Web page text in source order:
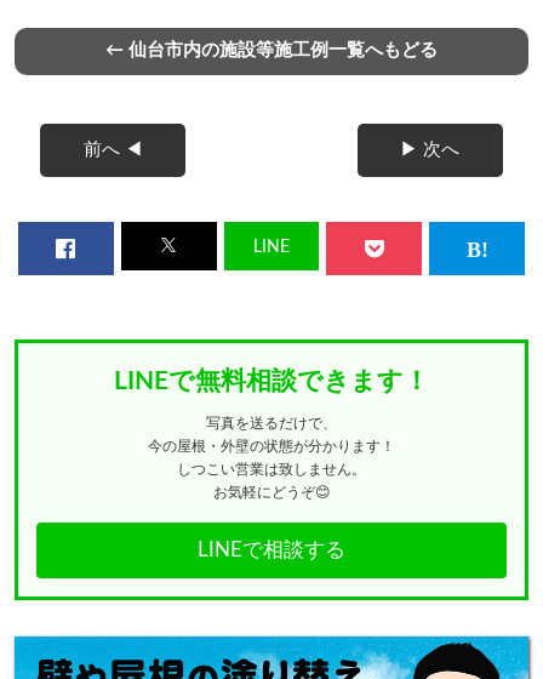
← 仙台市内の施設等施工例一覧へもどる
前へ ◀ ▶ 次へ
LINE
LINEで無料相談できます！
写真を送るだけで、
今の屋根・外壁の状態が分かります！
しつこい営業は致しません。
お気軽にどうぞ😊
LINEで相談する